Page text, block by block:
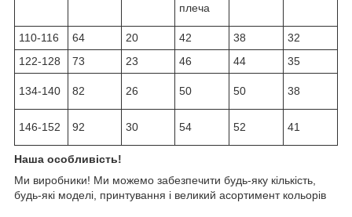
плеча
110-116 64 20 42 38
32
122-128
73 23 46 44 35
134-140 82 26 50 50 38
146-152 92 30 54 52 41
Наша особливість!
Ми виробники! Ми можемо забезпечити будь-яку кількість,
будь-які моделі, принтування і великий асортимент кольорів